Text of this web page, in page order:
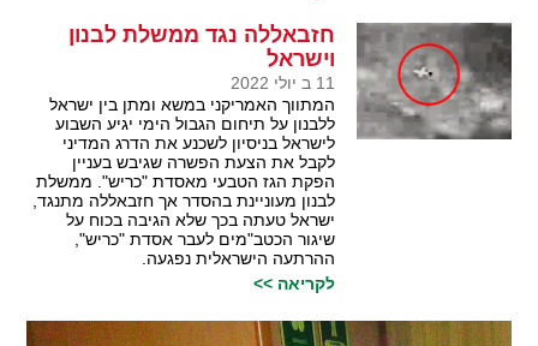
חזבאללה נגד ממשלת לבנון
וישראל
11 ב יולי 2022
המתווך האמריקני במשא ומתן בין ישראל
ללבנון על תיחום הגבול הימי יגיע השבוע
לישראל בניסיון לשכנע את הדרג המדיני
לקבל את הצעת הפשרה שגיבש בעניין
הפקת הגז הטבעי מאסדת "כריש". ממשלת
לבנון מעוניינת בהסדר אך חזבאללה מתנגד,
ישראל טעתה בכך שלא הגיבה בכוח על
שיגור הכטב"מים לעבר אסדת "כריש",
ההרתעה הישראלית נפגעה.
לקריאה >>